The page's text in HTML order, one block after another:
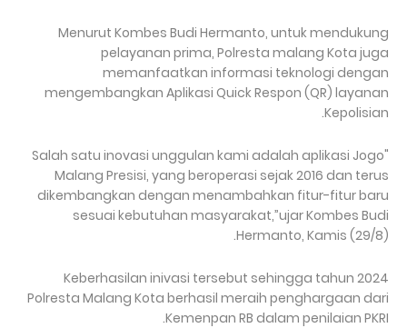
Menurut Kombes Budi Hermanto, untuk mendukung
pelayanan prima, Polresta malang Kota juga
memanfaatkan informasi teknologi dengan
mengembangkan Aplikasi Quick Respon (QR) layanan
Kepolisian.
"Salah satu inovasi unggulan kami adalah aplikasi Jogo
Malang Presisi, yang beroperasi sejak 2016 dan terus
dikembangkan dengan menambahkan fitur-fitur baru
sesuai kebutuhan masyarakat,”ujar Kombes Budi
Hermanto, Kamis (29/8).
Keberhasilan inivasi tersebut sehingga tahun 2024
Polresta Malang Kota berhasil meraih penghargaan dari
Kemenpan RB dalam penilaian PKRI.